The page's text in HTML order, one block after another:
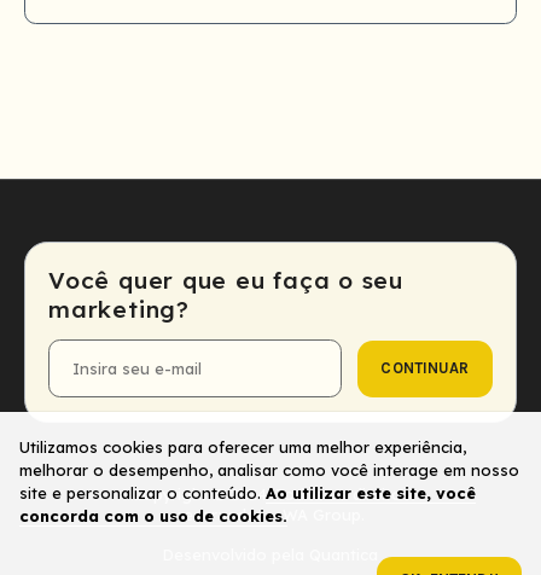
Você quer que eu faça o seu
marketing?
mail
CONTINUAR
Copyright © 2024. Todos os direitos
reservados - WA Group.
Utilizamos cookies para oferecer uma melhor experiência,
melhorar o desempenho, analisar como você interage em nosso
site e personalizar o conteúdo. Ao utilizar este site, você
concorda com o uso de cookies.